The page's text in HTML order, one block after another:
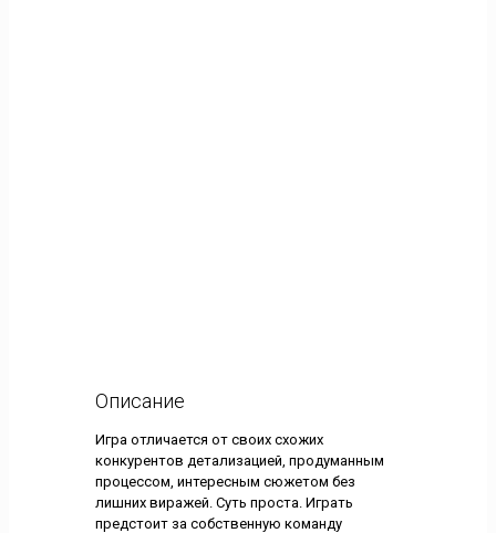
Описание
Игра отличается от своих схожих
конкурентов детализацией, продуманным
процессом, интересным сюжетом без
лишних виражей. Суть проста. Играть
предстоит за собственную команду